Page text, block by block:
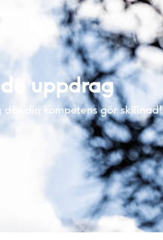
uppdrag
där din kompetens gör skillnad!